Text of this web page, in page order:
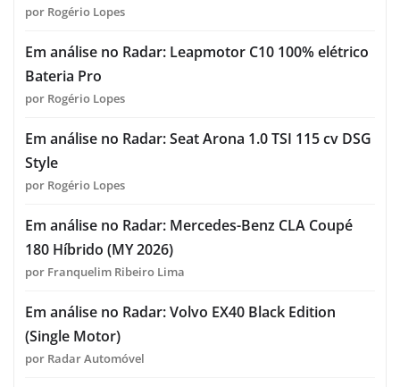
por Rogério Lopes
Em análise no Radar: Leapmotor C10 100% elétrico
Bateria Pro
por Rogério Lopes
Em análise no Radar: Seat Arona 1.0 TSI 115 cv DSG
Style
por Rogério Lopes
Em análise no Radar: Mercedes-Benz CLA Coupé
180 Híbrido (MY 2026)
por Franquelim Ribeiro Lima
Em análise no Radar: Volvo EX40 Black Edition
(Single Motor)
por Radar Automóvel